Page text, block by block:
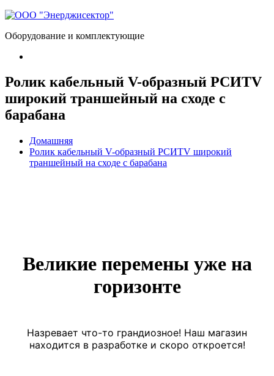
Оборудование и комплектующие
Ролик кабельный V-образный РСИТV
широкий траншейный на сходе с
барабана
Домашняя
Ролик кабельный V-образный РСИТV широкий
траншейный на сходе с барабана
Великие перемены уже на
горизонте
Назревает что-то грандиозное! Наш магазин
находится в разработке и скоро откроется!